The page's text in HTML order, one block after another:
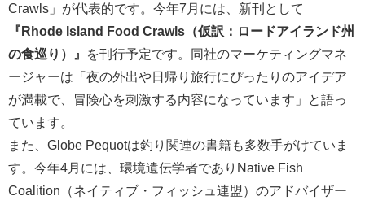
Crawls」が代表的です。今年7月には、新刊として
『Rhode Island Food Crawls（仮訳：ロードアイランド州
の食巡り）』
を刊行予定です。同社のマーケティングマネ
ージャーは「夜の外出や日帰り旅行にぴったりのアイデア
が満載で、冒険心を刺激する内容になっています」と語っ
ています。
また、Globe Pequotは釣り関連の書籍も多数手がけていま
す。今年4月には、環境遺伝学者でありNative Fish
Coalition（ネイティブ・フィッシュ連盟）のアドバイザー